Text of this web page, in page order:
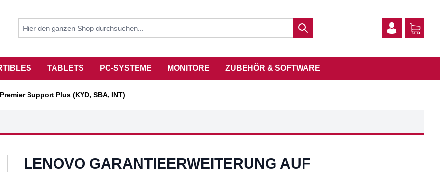
TABLETS PC-SYSTEME MONITORE ZUBEHÖR & SOFTWARE
Support Plus (KYD, SBA, INT)
LENOVO GARANTIEERWEITERUNG AUF